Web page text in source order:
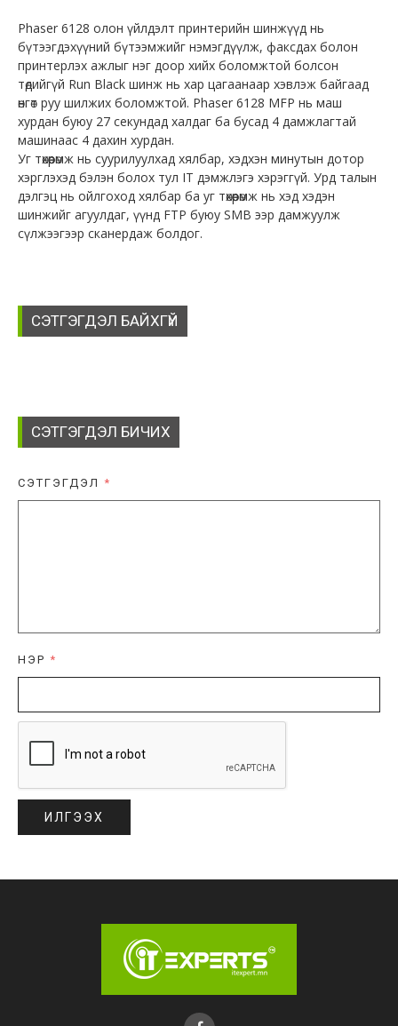
Phaser 6128 олон үйлдэлт принтерийн шинжүүд нь
бүтээгдэхүүний бүтээмжийг нэмэгдүүлж, факсдах болон
принтерлэх ажлыг нэг доор хийх боломжтой болсон
төдийгүй Run Black шинж нь хар цагаанаар хэвлэж байгаад
өнгөт руу шилжих боломжтой. Phaser 6128 MFP нь маш
хурдан буюу 27 секундад халдаг ба бусад 4 дамжлагтай
машинаас 4 дахин хурдан.
Уг төхөөрөмж нь суурилуулхад хялбар, хэдхэн минутын дотор
хэрглэхэд бэлэн болох тул IT дэмжлэгэ хэрэггүй. Урд талын
дэлгэц нь ойлгоход хялбар ба уг төхөөрөмж нь хэд хэдэн
шинжийг агуулдаг, үүнд FTP буюу SMB ээр дамжуулж
сүлжээгээр сканердаж болдог.
СЭТГЭГДЭЛ БАЙХГҮЙ
СЭТГЭГДЭЛ БИЧИХ
СЭТГЭГДЭЛ *
НЭР *